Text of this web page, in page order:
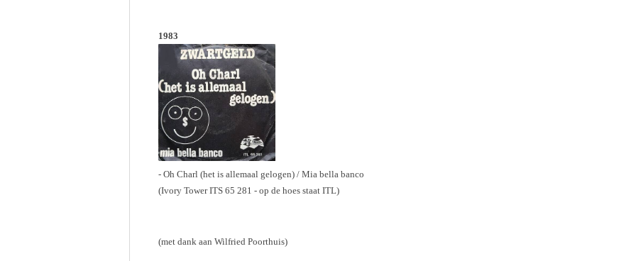
1983
- Oh Charl (het is allemaal gelogen) / Mia bella banco
(Ivory Tower ITS 65 281 - op de hoes staat ITL)
(met dank aan Wilfried Poorthuis)